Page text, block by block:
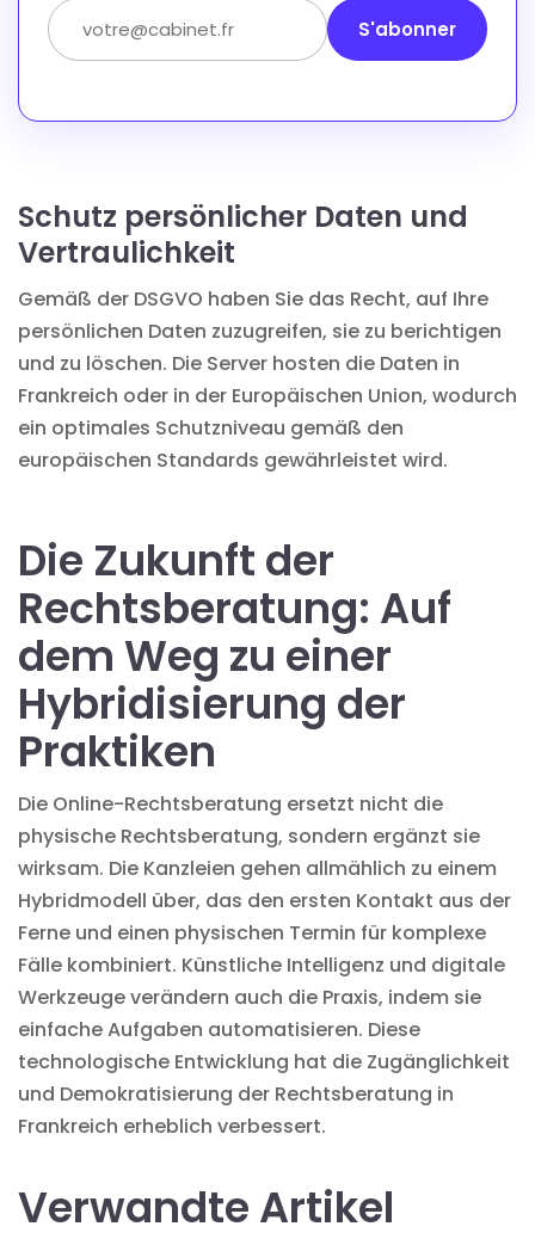
S'abonner
Schutz persönlicher Daten und
Vertraulichkeit
Gemäß der DSGVO haben Sie das Recht, auf Ihre
persönlichen Daten zuzugreifen, sie zu berichtigen
und zu löschen. Die Server hosten die Daten in
Frankreich oder in der Europäischen Union, wodurch
ein optimales Schutzniveau gemäß den
europäischen Standards gewährleistet wird.
Die Zukunft der
Rechtsberatung: Auf
dem Weg zu einer
Hybridisierung der
Praktiken
Die Online-Rechtsberatung ersetzt nicht die
physische Rechtsberatung, sondern ergänzt sie
wirksam. Die Kanzleien gehen allmählich zu einem
Hybridmodell über, das den ersten Kontakt aus der
Ferne und einen physischen Termin für komplexe
Fälle kombiniert. Künstliche Intelligenz und digitale
Werkzeuge verändern auch die Praxis, indem sie
einfache Aufgaben automatisieren. Diese
technologische Entwicklung hat die Zugänglichkeit
und Demokratisierung der Rechtsberatung in
Frankreich erheblich verbessert.
Verwandte Artikel